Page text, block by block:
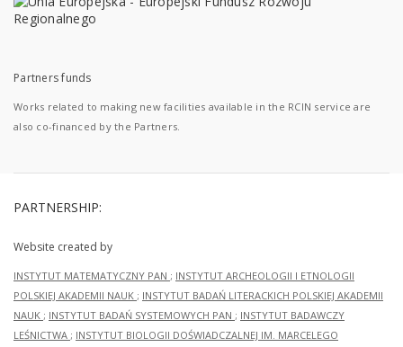
Partners funds
Works related to making new facilities available in the RCIN service are
also co-financed by the Partners.
PARTNERSHIP:
Website created by
INSTYTUT MATEMATYCZNY PAN ; INSTYTUT ARCHEOLOGII I ETNOLOGII
POLSKIEJ AKADEMII NAUK ; INSTYTUT BADAŃ LITERACKICH POLSKIEJ AKADEMII
NAUK ; INSTYTUT BADAŃ SYSTEMOWYCH PAN ; INSTYTUT BADAWCZY
LEŚNICTWA ; INSTYTUT BIOLOGII DOŚWIADCZALNEJ IM. MARCELEGO